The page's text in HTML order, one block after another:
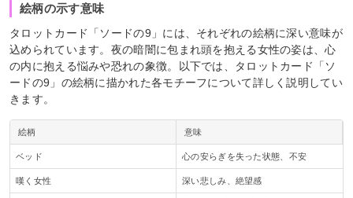
絵柄の示す意味
タロットカード「ソードの9」には、それぞれの絵柄に深い意味が
込められています。夜の暗闇に包まれ頭を抱える女性の姿は、心
の内に抱える悩みや恐れの象徴。以下では、タロットカード「ソ
ードの9」の絵柄に描かれた各モチーフについて詳しく説明してい
きます。
絵柄 意味
ベッド 心の安らぎを失った状態、不安
嘆く女性 深い悲しみ、絶望感